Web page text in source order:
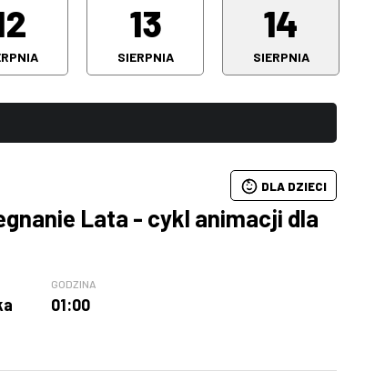
13
SIERPNIA
14
SIERPNIA
Lata - cykl animacji dla
GODZINA
01:00
DLA DZIECI